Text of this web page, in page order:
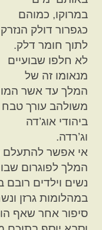
במרוקו, כמוהם
כגפרור דולק הנזרק
לתוך חומר דלק.
לא חלפו שבועיים
מנאומו זה של
המלך עד אשר
משולהב עורך טבח
ביהודי אוג’דה
וג’רדה.
אי אפשר להתעלם
המלך לפוגרום
נשים וילדים
במהלומות גרזן
סיפור אחר שאף